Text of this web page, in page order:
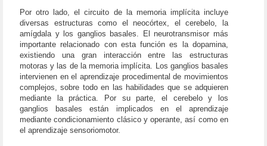
Por otro lado, el circuito de la memoria implícita incluye
diversas estructuras como el neocórtex, el cerebelo, la
amígdala y los ganglios basales. El neurotransmisor más
importante relacionado con esta función es la dopamina,
existiendo una gran interacción entre las estructuras
motoras y las de la memoria implícita. Los ganglios basales
intervienen en el aprendizaje procedimental de movimientos
complejos, sobre todo en las habilidades que se adquieren
mediante la práctica. Por su parte, el cerebelo y los
ganglios basales están implicados en el aprendizaje
mediante condicionamiento clásico y operante, así como en
el aprendizaje sensoriomotor.